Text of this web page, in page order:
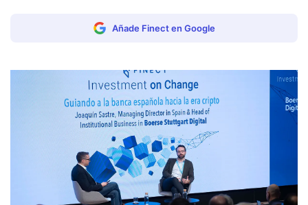
Añade Finect en Google